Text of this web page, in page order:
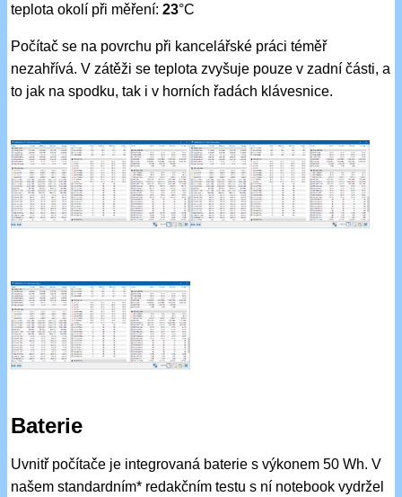
teplota okolí při měření:23°C
Počítač se na povrchu při kancelářské práci téměř
nezahřívá. V zátěži se teplota zvyšuje pouze v zadní části, a
to jak na spodku, tak i v horních řadách klávesnice.
Baterie
Uvnitř počítače je integrovaná baterie s výkonem 50 Wh. V
našem standardním* redakčním testu s ní notebook vydržel